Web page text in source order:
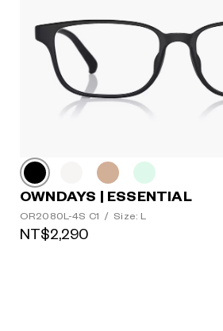
OWNDAYS | ESSENTIAL
OR2080L-4S C1 / Size: L
NT$2,290